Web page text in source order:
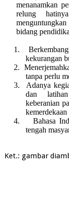
menanamkan
relung
bidang
1.
kekurangan
2.
tanpa perlu
3.
Adanya
dan latihan
keberanian
4.
Bahasa
tengah
Ket.: gambar